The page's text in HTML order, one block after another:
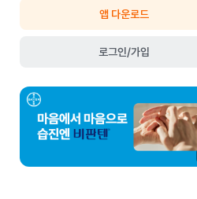
앱 다운로드
로그인/가입